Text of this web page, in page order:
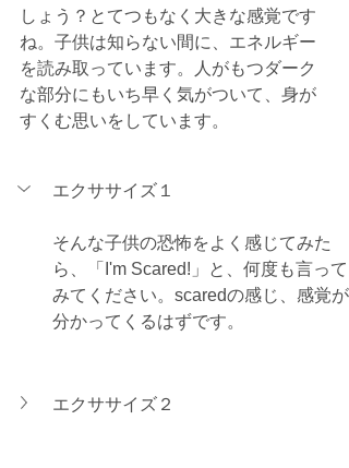
しょう？とてつもなく大きな感覚です
ね。子供は知らない間に、エネルギー
を読み取っています。人がもつダーク
な部分にもいち早く気がついて、身が
すくむ思いをしています。
エクササイズ１
そんな子供の恐怖をよく感じてみた
ら、「I'm Scared!」と、何度も言って
みてください。scaredの感じ、感覚が
分かってくるはずです。
エクササイズ２